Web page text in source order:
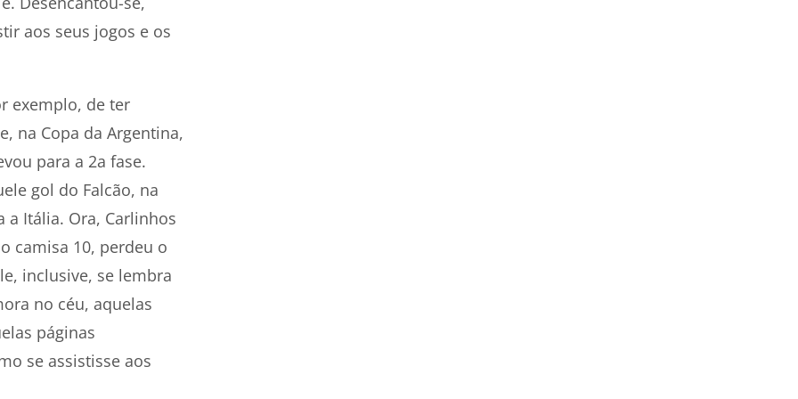
aos seus jogos e os
exemplo, de ter
na Copa da Argentina,
para a 2a fase.
gol do Falcão, na
a Itália. Ora, Carlinhos
camisa 10, perdeu o
inclusive, se lembra
no céu, aquelas
páginas
se assistisse aos